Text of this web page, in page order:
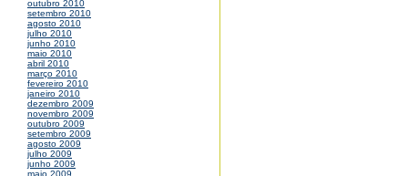
outubro 2010
setembro 2010
agosto 2010
julho 2010
junho 2010
maio 2010
abril 2010
março 2010
fevereiro 2010
janeiro 2010
dezembro 2009
novembro 2009
outubro 2009
setembro 2009
agosto 2009
julho 2009
junho 2009